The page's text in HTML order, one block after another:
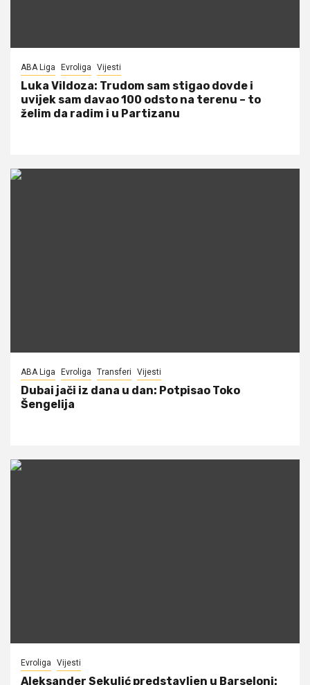
ABA Liga Evroliga Vijesti
Luka Vildoza: Trudom sam stigao dovde i
uvijek sam davao 100 odsto na terenu – to
želim da radim i u Partizanu
ABA Liga Evroliga Transferi Vijesti
Dubai jači iz dana u dan: Potpisao Toko
Šengelija
Evroliga Vijesti
Aleksander Sekulić predstavljen u Barseloni: